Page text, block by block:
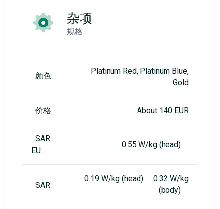
杂项
规格
颜色:
Platinum Red, Platinum Blue,
Gold
价格: About 140 EUR
SAR
EU:
0.55 W/kg (head)
SAR:
0.19 W/kg (head) 0.32 W/kg
(body)